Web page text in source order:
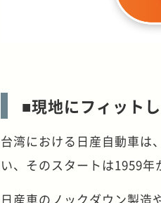
■現地にフィット
台湾における日産自動車は
い、そのスタートは1959年
日産車のノックダウン製造